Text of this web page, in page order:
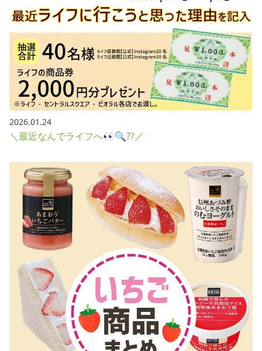
2026.01.24
＼最近なんでライフへ👀🔍⁇／